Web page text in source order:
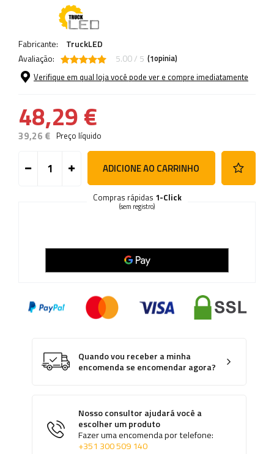
Fabricante:
TruckLED
Avaliação:
5.00 / 5 (1opinia)
Verifique em qual loja você pode ver e compre imediatamente
48,29 €
39,26 € Preço líquido
ADICIONE AO CARRINHO
Compras rápidas 1-Click
(sem registro)
Quando vou receber a minha
encomenda se encomendar agora?
Nosso consultor ajudará você a
escolher um produto
Fazer uma encomenda por telefone:
+351 300 509 140